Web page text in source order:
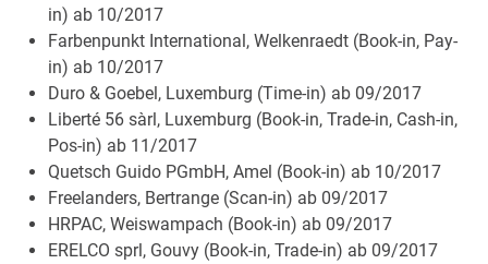
in) ab 10/2017
Farbenpunkt International, Welkenraedt (Book-in, Pay-
in) ab 10/2017
Duro & Goebel, Luxemburg (Time-in) ab 09/2017
Liberté 56 sàrl, Luxemburg (Book-in, Trade-in, Cash-in,
Pos-in) ab 11/2017
Quetsch Guido PGmbH, Amel (Book-in) ab 10/2017
Freelanders, Bertrange (Scan-in) ab 09/2017
HRPAC, Weiswampach (Book-in) ab 09/2017
ERELCO sprl, Gouvy (Book-in, Trade-in) ab 09/2017